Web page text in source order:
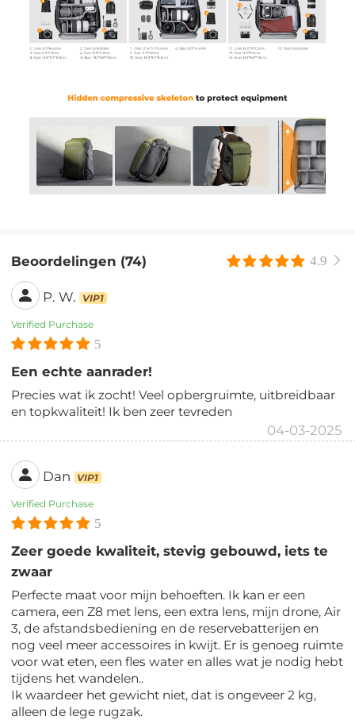
Beoordelingen (74) 4.9
P. W. VIP1
Verified Purchase
5
Een echte aanrader!
Precies wat ik zocht! Veel opbergruimte, uitbreidbaar
en topkwaliteit! Ik ben zeer tevreden
04-03-2025
Dan VIP1
Verified Purchase
5
Zeer goede kwaliteit, stevig gebouwd, iets te
zwaar
Perfecte maat voor mijn behoeften. Ik kan er een
camera, een Z8 met lens, een extra lens, mijn drone, Air
3, de afstandsbediening en de reservebatterijen en
nog veel meer accessoires in kwijt. Er is genoeg ruimte
voor wat eten, een fles water en alles wat je nodig hebt
tijdens het wandelen..
Ik waardeer het gewicht niet, dat is ongeveer 2 kg,
alleen de lege rugzak.